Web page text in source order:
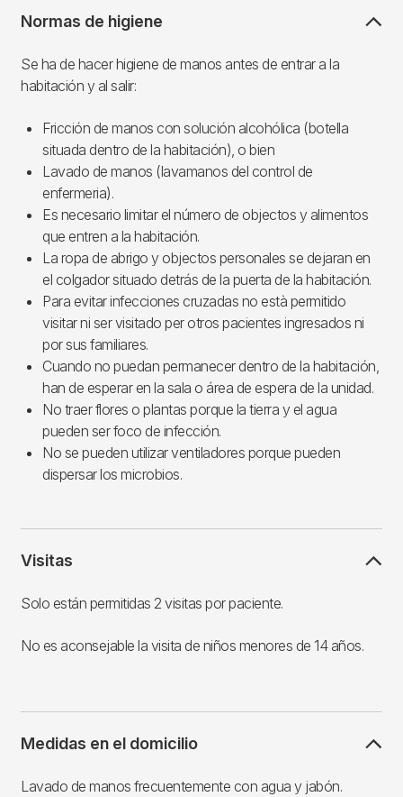
Normas de higiene
Se ha de hacer higiene de manos antes de entrar a la
habitación y al salir:
Fricción de manos con solución alcohólica (botella
situada dentro de la habitación), o bien
Lavado de manos (lavamanos del control de
enfermeria).
Es necesario limitar el número de objectos y alimentos
que entren a la habitación.
La ropa de abrigo y objectos personales se dejaran en
el colgador situado detrás de la puerta de la habitación.
Para evitar infecciones cruzadas no està permitido
visitar ni ser visitado per otros pacientes ingresados ni
por sus familiares.
Cuando no puedan permanecer dentro de la habitación,
han de esperar en la sala o área de espera de la unidad.
No traer flores o plantas porque la tierra y el agua
pueden ser foco de infección.
No se pueden utilizar ventiladores porque pueden
dispersar los microbios.
Visitas
Solo están permitidas 2 visitas por paciente.
No es aconsejable la visita de niños menores de 14 años.
Medidas en el domicilio
Lavado de manos frecuentemente con agua y jabón.